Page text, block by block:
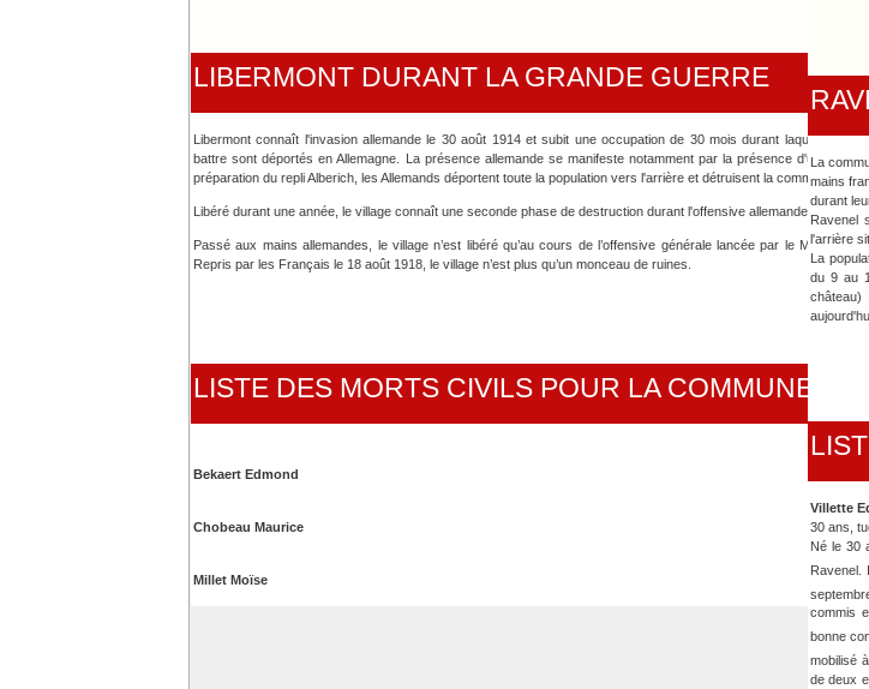
LIBERMONT DURANT LA GRANDE GUERRE
Libermont connaît l'invasion allemande le 30 août 1914 et subit une occupation de 30 mois durant laquelle les
battre sont déportés en Allemagne. La présence allemande se manifeste notamment par la présence d'un
préparation du repli Alberich, les Allemands déportent toute la population vers l'arrière et détruisent la commune.
Libéré durant une année, le village connaît une seconde phase de destruction durant l'offensive allemande de mars
Passé aux mains allemandes, le village n’est libéré qu’au cours de l’offensive générale lancée par le Maréchal
Repris par les Français le 18 août 1918, le village n’est plus qu’un monceau de ruines.
LISTE DES MORTS CIVILS POUR LA COMMUNE DE
Bekaert Edmond
Chobeau Maurice
Millet Moïse
La
mains
durant
Ravenel
l'arrière
La
du 9 au
château)
Villette
30 ans,
Né le 30
Ravenel.
commis
bonne
mobilisé
de deux